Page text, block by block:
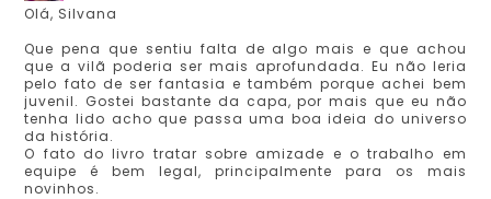
Olá, Silvana
Que pena que sentiu falta de algo mais e que achou
que a vilã poderia ser mais aprofundada. Eu não leria
pelo fato de ser fantasia e também porque achei bem
juvenil. Gostei bastante da capa, por mais que eu não
tenha lido acho que passa uma boa ideia do universo
da história.
O fato do livro tratar sobre amizade e o trabalho em
equipe é bem legal, principalmente para os mais
novinhos.